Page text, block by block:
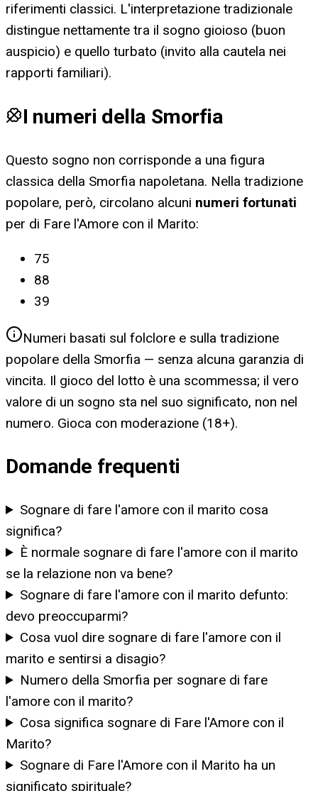
riferimenti classici. L'interpretazione tradizionale
distingue nettamente tra il sogno gioioso (buon
auspicio) e quello turbato (invito alla cautela nei
rapporti familiari).
I numeri della Smorfia
Questo sogno non corrisponde a una figura
classica della Smorfia napoletana. Nella tradizione
popolare, però, circolano alcuni numeri fortunati
per di Fare l'Amore con il Marito:
75
88
39
Numeri basati sul folclore e sulla tradizione
popolare della Smorfia — senza alcuna garanzia di
vincita. Il gioco del lotto è una scommessa; il vero
valore di un sogno sta nel suo significato, non nel
numero. Gioca con moderazione (18+).
Domande frequenti
Sognare di fare l'amore con il marito cosa
significa?
È normale sognare di fare l'amore con il marito
se la relazione non va bene?
Sognare di fare l'amore con il marito defunto:
devo preoccuparmi?
Cosa vuol dire sognare di fare l'amore con il
marito e sentirsi a disagio?
Numero della Smorfia per sognare di fare
l'amore con il marito?
Cosa significa sognare di Fare l'Amore con il
Marito?
Sognare di Fare l'Amore con il Marito ha un
significato spirituale?